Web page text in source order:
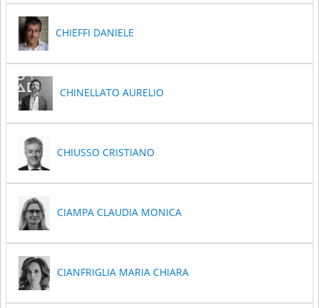
CHIEFFI DANIELE
CHINELLATO AURELIO
CHIUSSO CRISTIANO
CIAMPA CLAUDIA MONICA
CIANFRIGLIA MARIA CHIARA